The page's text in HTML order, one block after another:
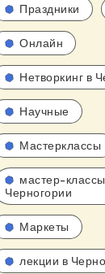
Праздники
Онлайн
Нетворкинг в
Научные
Мастерклассы
мастер-
Черногории
Маркеты
лекции в